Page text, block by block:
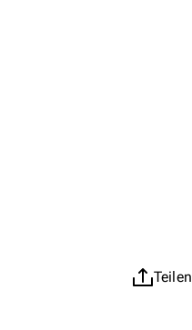
Teilen